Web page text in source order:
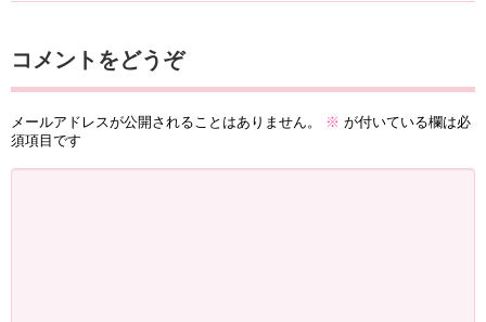
コメントをどうぞ
メールアドレスが公開されることはありません。 ※ が付いている欄は必
須項目です